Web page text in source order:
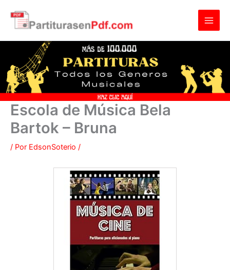
contenido
Escola de Música Bela
Bartok – Bruna
/ Por EdsonSoterio /